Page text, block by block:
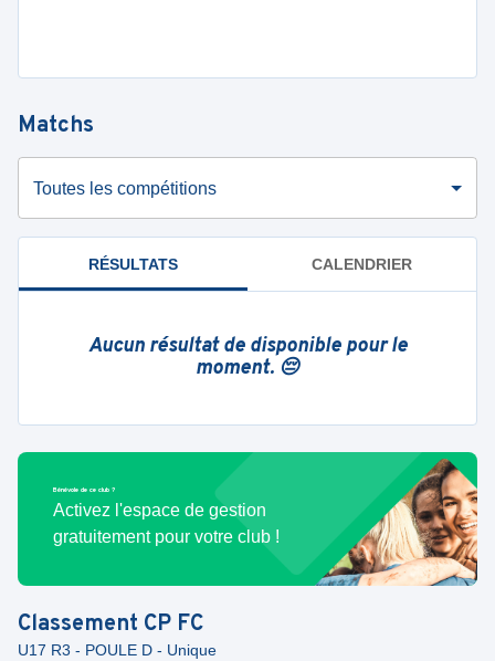
Matchs
Toutes les compétitions
RÉSULTATS CALENDRIER
Aucun résultat de disponible pour le
moment. 😔
Bénévole de ce club ?
Activez l'espace de gestion
gratuitement pour votre club !
Classement CP FC
U17 R3 - POULE D - Unique